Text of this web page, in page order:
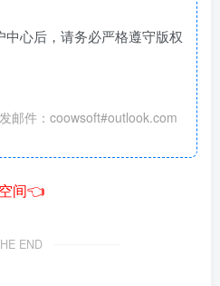
中心后，请务必严格遵守版权
邮件：coowsoft#outlook.com
间👈
END